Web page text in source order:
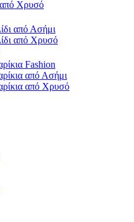
Χρυσό
από Ασήμι
από Χρυσό
Fashion
από Ασήμι
από Χρυσό